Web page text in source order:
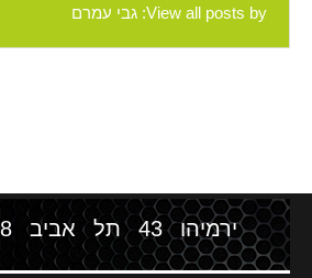
View all posts by: גבי עמרם
ירמיהו 43 תל אביב